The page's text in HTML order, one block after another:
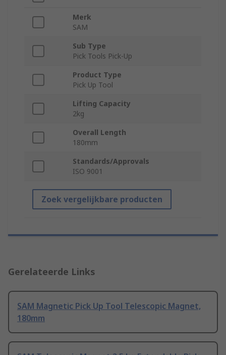
Merk
SAM
Sub Type
Pick Tools Pick-Up
Product Type
Pick Up Tool
Lifting Capacity
2kg
Overall Length
180mm
Standards/Approvals
ISO 9001
Zoek vergelijkbare producten
Gerelateerde Links
SAM Magnetic Pick Up Tool Telescopic Magnet,
180mm